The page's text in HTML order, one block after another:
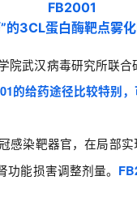
FB2001
的3CL蛋白酶靶点雾
武汉病毒研究所联
的给药途径比较特别
感染靶器官，在局部
能损害调整剂量。